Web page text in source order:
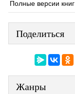
Полные версии книг
Поделиться
Жанры